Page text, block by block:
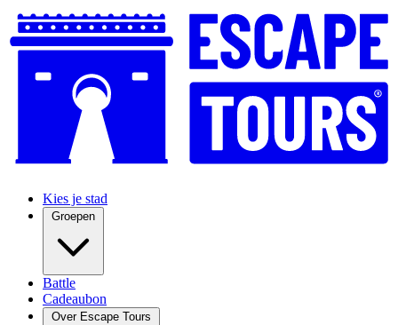
Kies je stad
Groepen
Battle
Cadeaubon
Over Escape Tours